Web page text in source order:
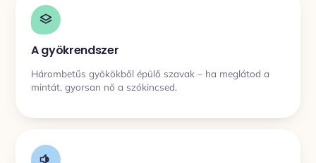
A gyökrendszer
Hárombetűs gyökökből épülő szavak – ha meglátod a
mintát, gyorsan nő a szókincsed.